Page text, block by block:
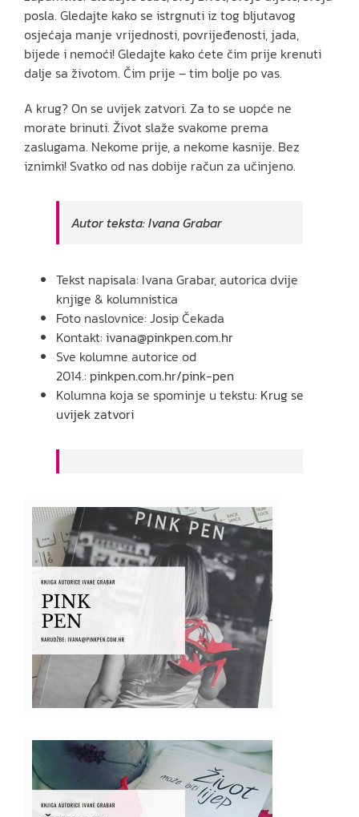
posla. Gledajte kako se istrgnuti iz tog bljutavog
osjećaja manje vrijednosti, povrijeđenosti, jada,
bijede i nemoći! Gledajte kako ćete čim prije krenuti
dalje sa životom. Čim prije – tim bolje po vas.
A krug? On se uvijek zatvori. Za to se uopće ne
morate brinuti. Život slaže svakome prema
zaslugama. Nekome prije, a nekome kasnije. Bez
iznimki! Svatko od nas dobije račun za učinjeno.
Autor teksta: Ivana Grabar
Tekst napisala: Ivana Grabar, autorica dvije
knjige & kolumnistica
Foto naslovnice: Josip Čekada
Kontakt: ivana@pinkpen.com.hr
Sve kolumne autorice od
2014.: pinkpen.com.hr/pink-pen
Kolumna koja se spominje u tekstu: Krug se
uvijek zatvori